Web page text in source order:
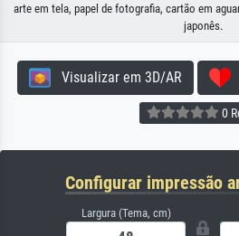
arte em tela, papel de fotografia, cartão em
japonês.
Visualizar em 3D/AR
0
Configurar impressão
Largura (Tema, cm)